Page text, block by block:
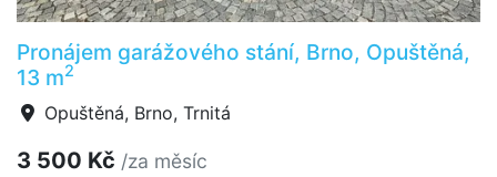
Pronájem garážového stání, Brno, Opuštěná,
13 m2
Opuštěná, Brno, Trnitá
3 500 Kč /za měsíc